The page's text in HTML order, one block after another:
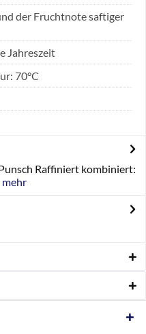
der Fruchtnote saftiger
Jahreszeit
70°C
Raffiniert kombiniert:
mehr